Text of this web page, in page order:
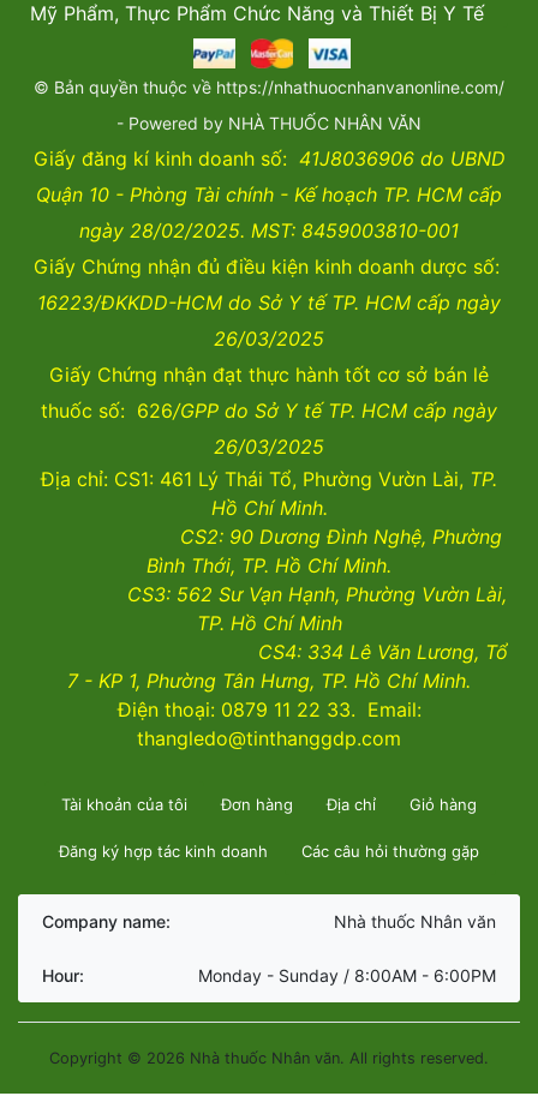
Mỹ Phẩm, Thực Phẩm Chức Năng và Thiết Bị Y Tế
© Bản quyền thuộc về https://nhathuocnhanvanonline.com/
- Powered by NHÀ THUỐC NHÂN VĂN
Giấy đăng kí kinh doanh số: 41J8036906 do UBND
Quận 10 - Phòng Tài chính - Kế hoạch TP. HCM cấp
ngày 28/02/2025. MST: 8459003810-001
Giấy Chứng nhận đủ điều kiện kinh doanh dược số:
16223/ĐKKDD-HCM do Sở Y tế TP. HCM cấp ngày
26/03/2025
Giấy Chứng nhận đạt thực hành tốt cơ sở bán lẻ
thuốc số: 626/GPP do Sở Y tế TP. HCM cấp ngày
26/03/2025
Địa chỉ: CS1: 461 Lý Thái Tổ, Phường Vườn Lài, TP.
Hồ Chí Minh.
CS2: 90 Dương Đình Nghệ, Phường
Bình Thới, TP. Hồ Chí Minh.
CS3: 562 Sư Vạn Hạnh, Phường Vườn Lài,
TP. Hồ Chí Minh
CS4: 334 Lê Văn Lương, Tổ
7 - KP 1, Phường Tân Hưng, TP. Hồ Chí Minh.
Điện thoại: 0879 11 22 33. Email:
thangledo@tinthanggdp.com
Tài khoản của tôi Đơn hàng Địa chỉ Giỏ hàng
Đăng ký hợp tác kinh doanh Các câu hỏi thường gặp
Company name: Nhà thuốc Nhân văn
Hour: Monday - Sunday / 8:00AM - 6:00PM
Copyright © 2026 Nhà thuốc Nhân văn. All rights reserved.